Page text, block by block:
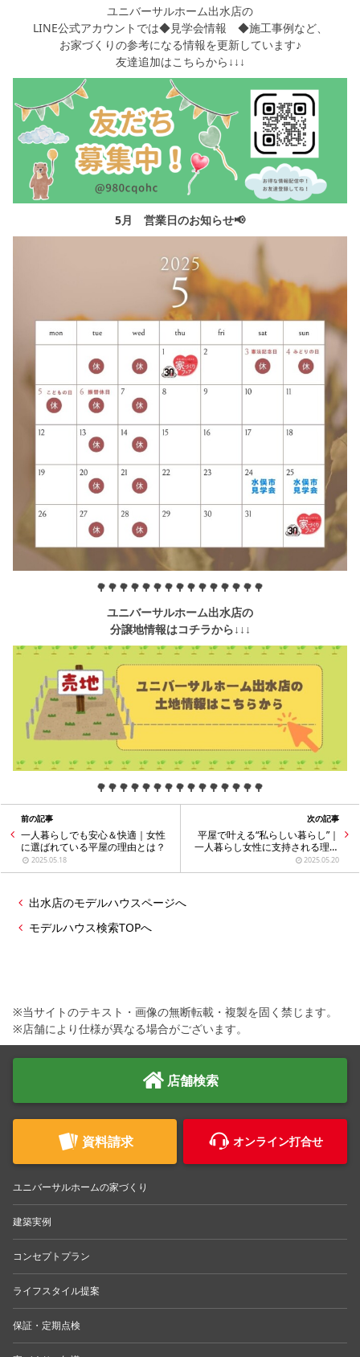
ユニバーサルホーム出水店の
LINE公式アカウントでは◆見学会情報 ◆施工事例など、
お家づくりの参考になる情報を更新しています♪
友達追加はこちらから↓↓↓
5月 営業日のお知らせ📢
🌳🌳🌳🌳🌳🌳🌳🌳🌳🌳🌳🌳🌳🌳🌳
ユニバーサルホーム出水店の
分譲地情報はコチラから↓↓↓
🌳🌳🌳🌳🌳🌳🌳🌳🌳🌳🌳🌳🌳🌳🌳
前の記事
一人暮らしでも安心＆快適｜女性
に選ばれている平屋の理由とは？
2025.05.18
次の記事
平屋で叶える“私らしい暮らし”｜
一人暮らし女性に支持される理由
5
2025.05.20
出水店のモデルハウスページへ
モデルハウス検索TOPへ
※当サイトのテキスト・画像の無断転載・複製を固く禁じます。
※店舗により仕様が異なる場合がございます。
店舗検索
資料請求 オンライン打合せ
ユニバーサルホームの家づくり
建築実例
コンセプトプラン
ライフスタイル提案
保証・定期点検